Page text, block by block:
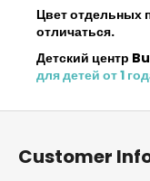
Цвет отдельных
отличаться.
Детский центр
для детей от 1
F
Customer